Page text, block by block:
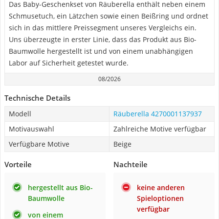
Das Baby-Geschenkset von Räuberella enthält neben einem
Schmusetuch, ein Lätzchen sowie einen Beißring und ordnet
sich in das mittlere Preissegment unseres Vergleichs ein.
Uns überzeugte in erster Linie, dass das Produkt aus Bio-
Baumwolle hergestellt ist und von einem unabhängigen
Labor auf Sicherheit getestet wurde.
08/2026
Technische Details
Modell
Räuberella 4270001137937
Motivauswahl
Zahlreiche Motive verfügbar
Verfügbare Motive
Beige
Vorteile
hergestellt aus Bio-
Baumwolle
von einem
Nachteile
keine anderen
Spieloptionen
verfügbar